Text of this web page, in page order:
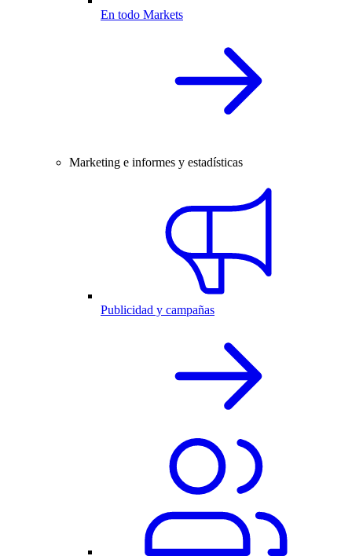
En todo Markets
Marketing e informes y estadísticas
Publicidad y campañas